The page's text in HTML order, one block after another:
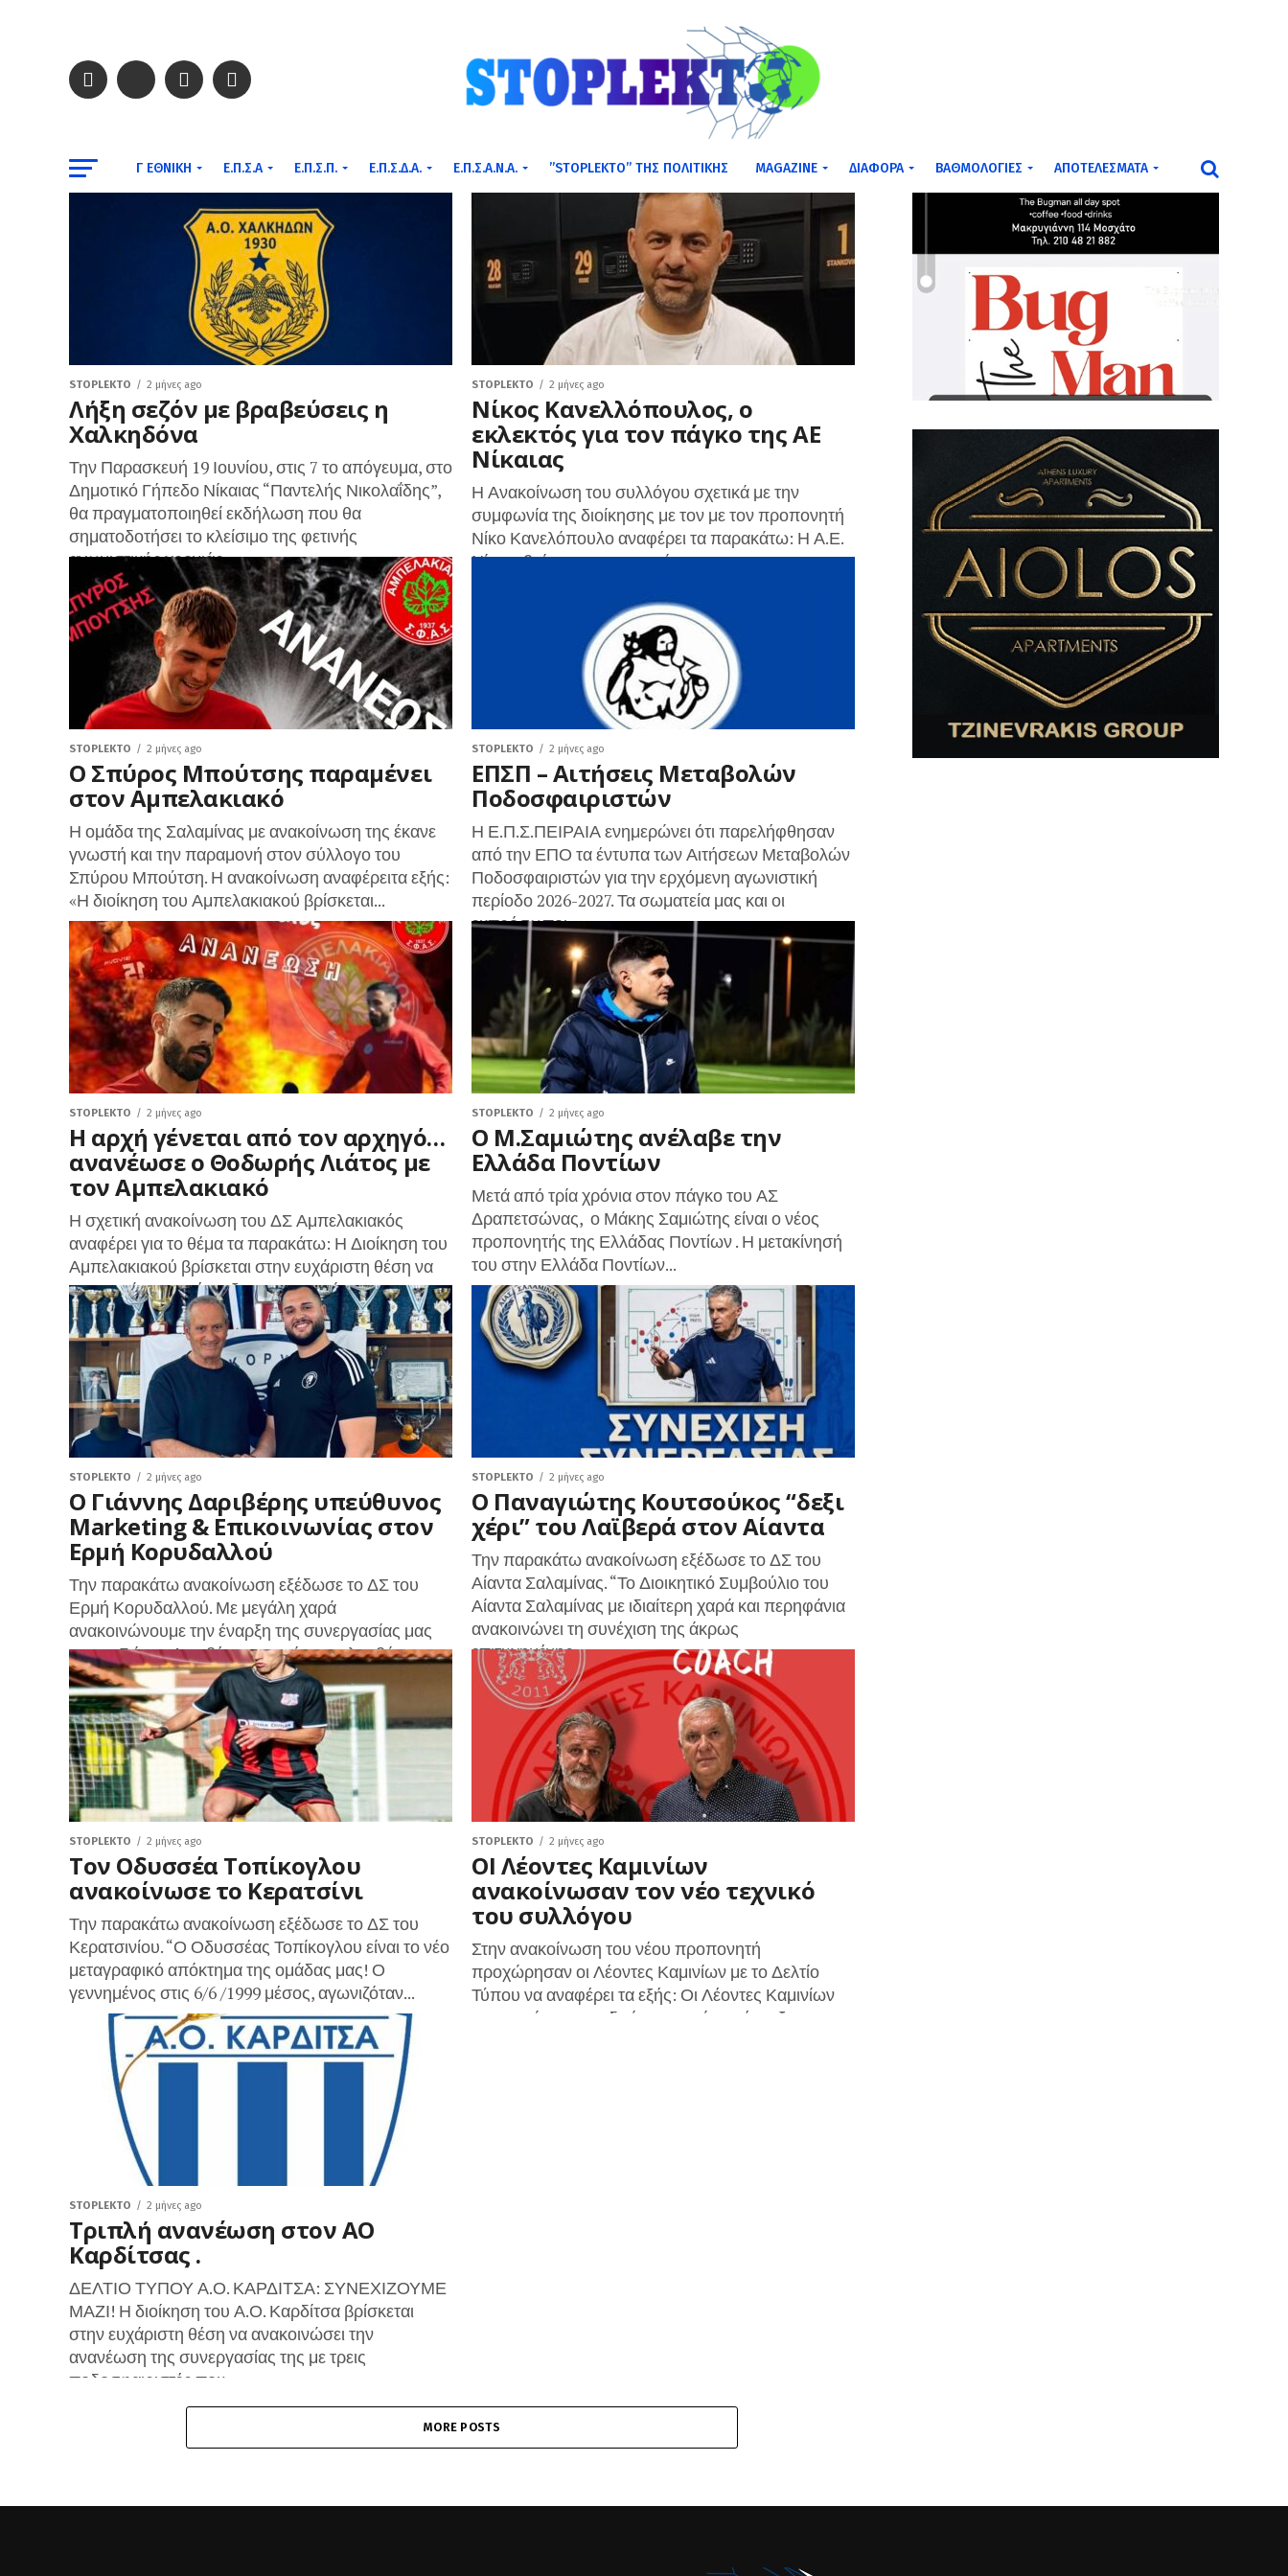
Γ ΕΘΝΙΚΉ Ε.Π.Σ.Α Ε.Π.Σ.Π. Ε.Π.Σ.Δ.Α. Ε.Π.Σ.Α.Ν.Α. ”STOPLEKTO” ΤΗΣ ΠΟΛΙΤΙΚΗΣ MAGAZINE ΔΙΆΦΟΡΑ ΒΑΘΜΟΛΟΓΊΕΣ ΑΠΟΤΕΛΈΣΜΑΤΑ
STOPLEKTO 2 μήνες ago
Λήξη σεζόν με βραβεύσεις η
Χαλκηδόνα
Την Παρασκευή 19 Ιουνίου, στις 7 το απόγευμα, στο
Δημοτικό Γήπεδο Νίκαιας “Παντελής Νικολαΐδης”,
θα πραγματοποιηθεί εκδήλωση που θα
σηματοδοτήσει το κλείσιμο της φετινής
αγωνιστικής χρονιάς...
STOPLEKTO 2 μήνες ago
Νίκος Κανελλόπουλος, ο
εκλεκτός για τον πάγκο της ΑΕ
Νίκαιας
Η Ανακοίνωση του συλλόγου σχετικά με την
συμφωνία της διοίκησης με τον με τον προπονητή
Νίκο Κανελόπουλο αναφέρει τα παρακάτω: Η Α.Ε.
Νίκαια βρίσκεται στην ευχάριστη...
STOPLEKTO 2 μήνες ago
Ο Σπύρος Μπούτσης παραμένει
στον Αμπελακιακό
Η ομάδα της Σαλαμίνας με ανακοίνωση της έκανε
γνωστή και την παραμονή στον σύλλογο του
Σπύρου Μπούτση. Η ανακοίνωση αναφέρειτα εξής:
«Η διοίκηση του Αμπελακιακού βρίσκεται...
STOPLEKTO 2 μήνες ago
ΕΠΣΠ – Αιτήσεις Μεταβολών
Ποδοσφαιριστών
Η Ε.Π.Σ.ΠΕΙΡΑΙΑ ενημερώνει ότι παρελήφθησαν
από την ΕΠΟ τα έντυπα των Αιτήσεων Μεταβολών
Ποδοσφαιριστών για την ερχόμενη αγωνιστική
περίοδο 2026-2027. Τα σωματεία μας και οι
εκπρόσωποι...
STOPLEKTO 2 μήνες ago
Η αρχή γένεται από τον αρχηγό…
ανανέωσε ο Θοδωρής Λιάτος με
τον Αμπελακιακό
Η σχετική ανακοίνωση του ΔΣ Αμπελακιακός
αναφέρει για το θέμα τα παρακάτω: Η Διοίκηση του
Αμπελακιακού βρίσκεται στην ευχάριστη θέση να
ανακοινώσει την έναρξη των ανανεώσεων...
STOPLEKTO 2 μήνες ago
Ο Μ.Σαμιώτης ανέλαβε την
Ελλάδα Ποντίων
Μετά από τρία χρόνια στον πάγκο του ΑΣ
Δραπετσώνας, ο Μάκης Σαμιώτης είναι ο νέος
προπονητής της Ελλάδας Ποντίων . Η μετακίνησή
του στην Ελλάδα Ποντίων...
STOPLEKTO 2 μήνες ago
Ο Γιάννης Δαριβέρης υπεύθυνος
Marketing & Επικοινωνίας στον
Ερμή Κορυδαλλού
Την παρακάτω ανακοίνωση εξέδωσε το ΔΣ του
Ερμή Κορυδαλλού. Με μεγάλη χαρά
ανακοινώνουμε την έναρξη της συνεργασίας μας
με τον Γιάννη Δαριβέρη, ο οποίος αναλαμβάνει
καθήκοντα...
STOPLEKTO 2 μήνες ago
Ο Παναγιώτης Κουτσούκος “δεξι
χέρι” του Λαϊβερά στον Αίαντα
Την παρακάτω ανακοίνωση εξέδωσε το ΔΣ του
Αίαντα Σαλαμίνας. “Το Διοικητικό Συμβούλιο του
Αίαντα Σαλαμίνας με ιδιαίτερη χαρά και περηφάνια
ανακοινώνει τη συνέχιση της άκρως
επιτυχημένης...
STOPLEKTO 2 μήνες ago
Τον Οδυσσέα Τοπίκογλου
ανακοίνωσε το Κερατσίνι
Την παρακάτω ανακοίνωση εξέδωσε το ΔΣ του
Κερατσινίου. “Ο Οδυσσέας Τοπίκογλου είναι το νέο
μεταγραφικό απόκτημα της ομάδας μας! Ο
γεννημένος στις 6/6 /1999 μέσος, αγωνιζόταν...
STOPLEKTO 2 μήνες ago
ΟΙ Λέοντες Καμινίων
ανακοίνωσαν τον νέο τεχνικό
του συλλόγου
Στην ανακοίνωση του νέου προπονητή
προχώρησαν οι Λέοντες Καμινίων με το Δελτίο
Τύπου να αναφέρει τα εξής: Οι Λέοντες Καμινίων
ανακοινώνουν με ιδιαίτερη χαρά την έναρξη...
STOPLEKTO 2 μήνες ago
Τριπλή ανανέωση στον ΑΟ
Καρδίτσας .
ΔΕΛΤΙΟ ΤΥΠΟΥ Α.Ο. ΚΑΡΔΙΤΣΑ: ΣΥΝΕΧΙΖΟΥΜΕ
ΜΑΖΙ! Η διοίκηση του Α.Ο. Καρδίτσα βρίσκεται
στην ευχάριστη θέση να ανακοινώσει την
ανανέωση της συνεργασίας της με τρεις
ποδοσφαιριστές που...
MORE POSTS